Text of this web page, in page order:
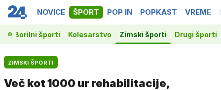
NOVICE ŠPORT POP IN POPKAST VREME
Borilni športi Kolesarstvo Zimski športi Drugi športi
ZIMSKI ŠPORTI
Več kot 1000 ur rehabilitacije,